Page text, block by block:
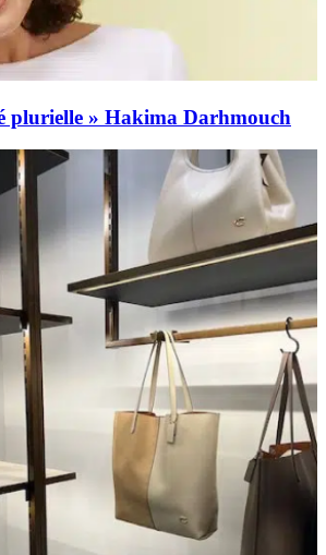
plurielle » Hakima Darhmouch